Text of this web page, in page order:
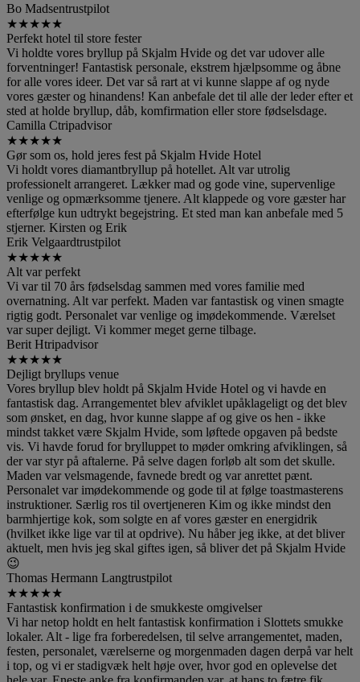
Bo Madsentrustpilot
★★★★★
Perfekt hotel til store fester
Vi holdte vores bryllup på Skjalm Hvide og det var udover alle
forventninger! Fantastisk personale, ekstrem hjælpsomme og åbne
for alle vores ideer. Det var så rart at vi kunne slappe af og nyde
vores gæster og hinandens! Kan anbefale det til alle der leder efter et
sted at holde bryllup, dåb, komfirmation eller store fødselsdage.
Camilla Ctripadvisor
★★★★★
Gør som os, hold jeres fest på Skjalm Hvide Hotel
Vi holdt vores diamantbryllup på hotellet. Alt var utrolig
professionelt arrangeret. Lækker mad og gode vine, supervenlige
venlige og opmærksomme tjenere. Alt klappede og vore gæster har
efterfølge kun udtrykt begejstring. Et sted man kan anbefale med 5
stjerner. Kirsten og Erik
Erik Velgaardtrustpilot
★★★★★
Alt var perfekt
Vi var til 70 års fødselsdag sammen med vores familie med
overnatning. Alt var perfekt. Maden var fantastisk og vinen smagte
rigtig godt. Personalet var venlige og imødekommende. Værelset
var super dejligt. Vi kommer meget gerne tilbage.
Berit Htripadvisor
★★★★★
Dejligt bryllups venue
Vores bryllup blev holdt på Skjalm Hvide Hotel og vi havde en
fantastisk dag. Arrangementet blev afviklet upåklageligt og det blev
som ønsket, en dag, hvor kunne slappe af og give os hen - ikke
mindst takket være Skjalm Hvide, som løftede opgaven på bedste
vis. Vi havde forud for brylluppet to møder omkring afviklingen, så
der var styr på aftalerne. På selve dagen forløb alt som det skulle.
Maden var velsmagende, favnede bredt og var anrettet pænt.
Personalet var imødekommende og gode til at følge toastmasterens
instruktioner. Særlig ros til overtjeneren Kim og ikke mindst den
barmhjertige kok, som solgte en af vores gæster en energidrik
(hvilket ikke lige var til at opdrive). Nu håber jeg ikke, at det bliver
aktuelt, men hvis jeg skal giftes igen, så bliver det på Skjalm Hvide
😉
Thomas Hermann Langtrustpilot
★★★★★
Fantastisk konfirmation i de smukkeste omgivelser
Vi har netop holdt en helt fantastisk konfirmation i Slottets smukke
lokaler. Alt - lige fra forberedelsen, til selve arrangementet, maden,
festen, personalet, værelserne og morgenmaden dagen derpå var helt
i top, og vi er stadigvæk helt høje over, hvor god en oplevelse det